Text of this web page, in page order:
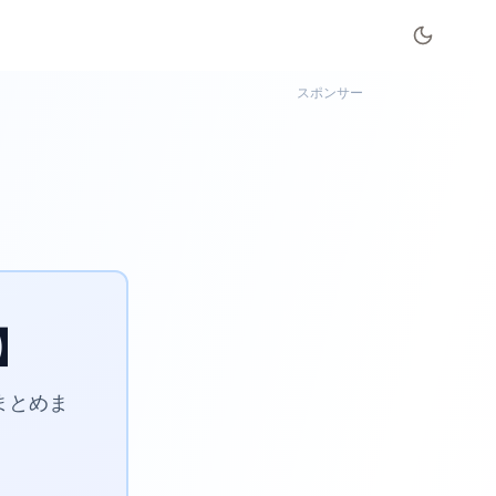
めま
スポンサー